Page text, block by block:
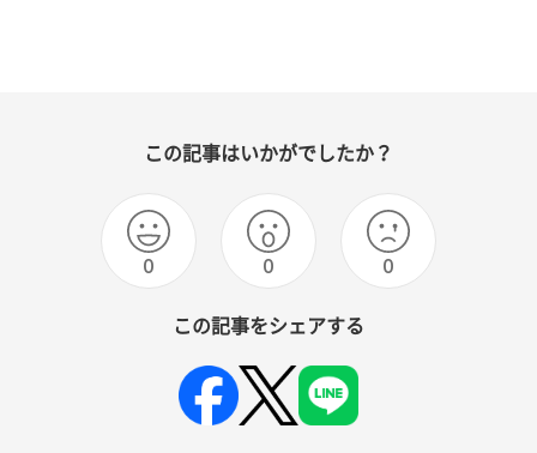
この記事はいかがでしたか？
0 0 0
この記事をシェアする